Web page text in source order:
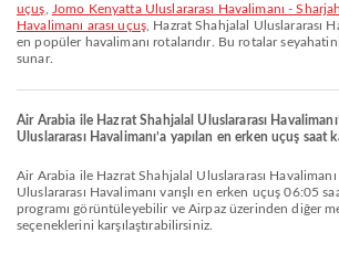
uçuş
Jomo Kenyatta Uluslararası Havalimanı -
Havalimanı arası uçuş, Hazrat Shahjalal Uluslararası
en popüler havalimanı rotalarıdır. Bu rotalar
sunar.
Air Arabia ile Hazrat Shahjalal Uluslararası
Uluslararası Havalimanı’a yapılan en erken uçuş saat
Air Arabia ile Hazrat Shahjalal Uluslararası Havalimanı çıkışlı Sharjah
Uluslararası Havalimanı varışlı en erken uçuş 06:05
programı görüntüleyebilir ve Airpaz üzerinden diğer
seçeneklerini karşılaştırabilirsiniz.